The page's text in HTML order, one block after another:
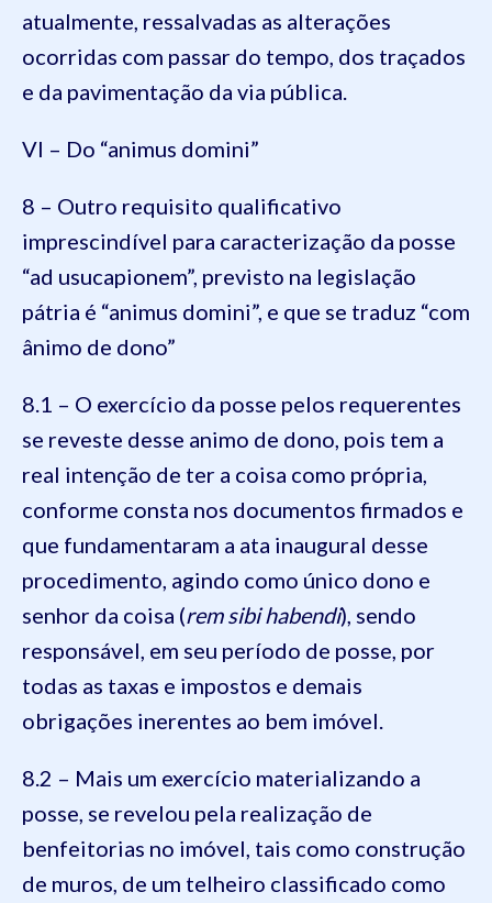
atualmente, ressalvadas as alterações
ocorridas com passar do tempo, dos traçados
e da pavimentação da via pública.
VI – Do “animus domini”
8 – Outro requisito qualificativo
imprescindível para caracterização da posse
“ad usucapionem”, previsto na legislação
pátria é “animus domini”, e que se traduz “com
ânimo de dono”
8.1 – O exercício da posse pelos requerentes
se reveste desse animo de dono, pois tem a
real intenção de ter a coisa como própria,
conforme consta nos documentos firmados e
que fundamentaram a ata inaugural desse
procedimento, agindo como único dono e
senhor da coisa (rem sibi habendi), sendo
responsável, em seu período de posse, por
todas as taxas e impostos e demais
obrigações inerentes ao bem imóvel.
8.2 – Mais um exercício materializando a
posse, se revelou pela realização de
benfeitorias no imóvel, tais como construção
de muros, de um telheiro classificado como